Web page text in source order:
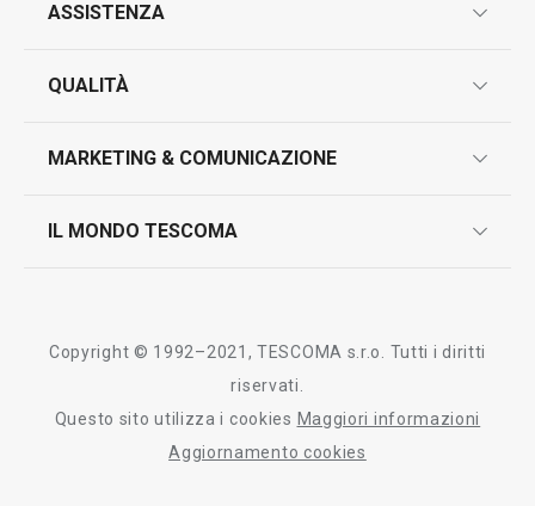
ASSISTENZA
contatti
QUALITÀ
test sui prodotti
MARKETING & COMUNICAZIONE
IL MONDO TESCOMA
Tescoma nel mondo
Copyright © 1992–2021, TESCOMA s.r.o. Tutti i diritti
riservati.
Questo sito utilizza i cookies Maggiori informazioni
Aggiornamento cookies